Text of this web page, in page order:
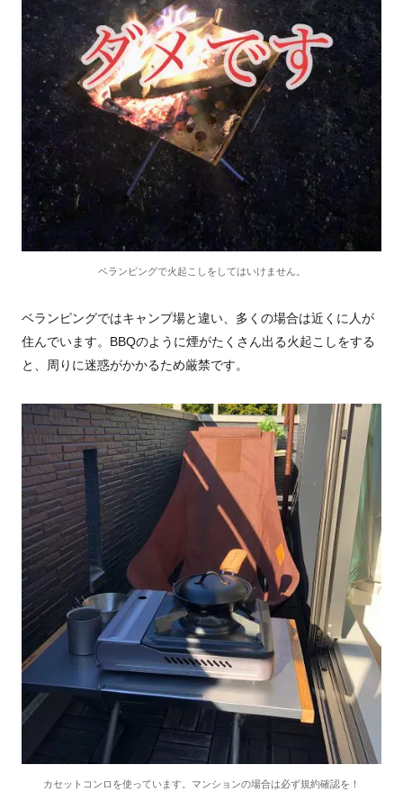
ベランピングで火起こしをしてはいけません。
ベランピングではキャンプ場と違い、多くの場合は近くに人が
住んでいます。BBQのように煙がたくさん出る火起こしをする
と、周りに迷惑がかかるため厳禁です。
カセットコンロを使っています。マンションの場合は必ず規約確認を！